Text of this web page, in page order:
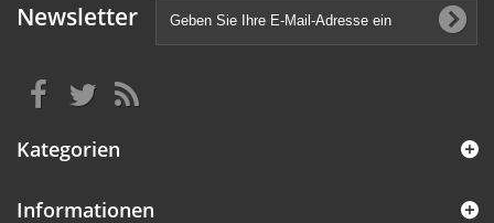
Newsletter
Kategorien
Informationen